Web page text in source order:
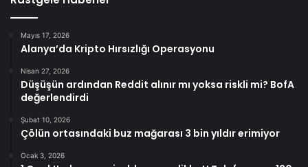
Mayıs 17, 2026
Alanya’da Kripto Hırsızlığı Operasyonu
Nisan 27, 2026
Düşüşün ardından Reddit alınır mı yoksa riskli mi? BofA
değerlendirdi
Şubat 10, 2026
Çölün ortasındaki buz mağarası 3 bin yıldır erimiyor
Ocak 3, 2026